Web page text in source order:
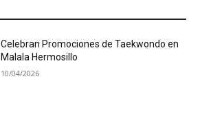
Celebran Promociones de Taekwondo en
Malala Hermosillo
10/04/2026